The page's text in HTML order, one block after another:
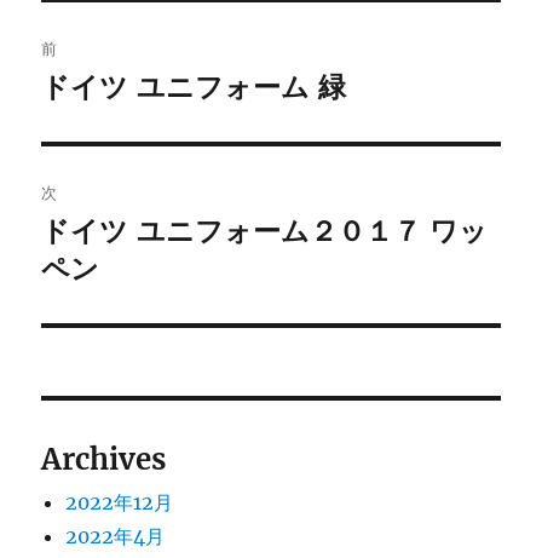
稿
ビ
ゲ
ー
シ
前
前
投
稿:
ドイツ ユニフォーム 緑
次
次
の
稿:
ドイツ ユニフォーム２０１７ ワッ
ペン
Archives
2022年12月
2022年4月